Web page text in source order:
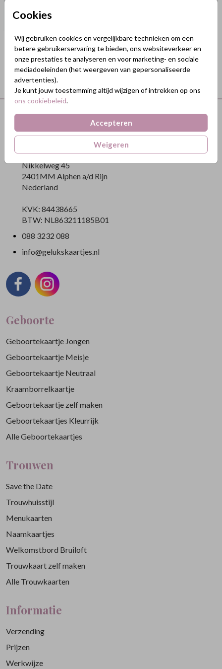
Cookies
Wij gebruiken cookies en vergelijkbare technieken om een
betere gebruikerservaring te bieden, ons websiteverkeer en
onze prestaties te analyseren en voor marketing- en sociale
mediadoeleinden (het weergeven van gepersonaliseerde
advertenties).
Je kunt jouw toestemming altijd wijzigen of intrekken op ons
ons cookiebeleid.
Accepteren
Weigeren
GeluksKaartjes.nl
Nikkelweg 45
2401MM Alphen a/d Rijn
Nederland
KVK: 84438665
BTW: NL863211185B01
088 3232 088
info@gelukskaartjes.nl
Geboorte
Geboortekaartje Jongen
Geboortekaartje Meisje
Geboortekaartje Neutraal
Kraamborrelkaartje
Geboortekaartje zelf maken
Geboortekaartjes Kleurrijk
Alle Geboortekaartjes
Trouwen
Save the Date
Trouwhuisstijl
Menukaarten
Naamkaartjes
Welkomstbord Bruiloft
Trouwkaart zelf maken
Alle Trouwkaarten
Informatie
Verzending
Prijzen
Werkwijze